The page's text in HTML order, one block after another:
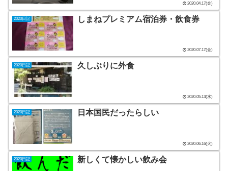
2020.04.17(金)
2020日記 しまねプレミアム宿泊券・飲食券
2020.07.17(金)
2020日記 久しぶりに外食
2020.05.13(水)
2020日記 日本国民だったらしい
2020.06.16(火)
2020日記 新しくて懐かしい飲み会